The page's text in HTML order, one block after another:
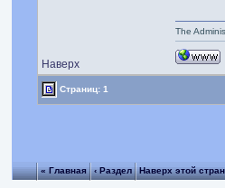
Наверх
The
Страниц: 1
« Главная ‹ Раздел Наверх этой